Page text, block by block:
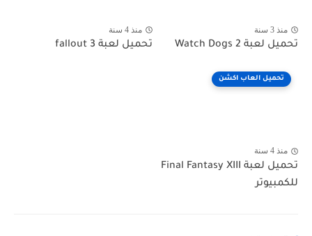
منذ 3 سنة
تحميل لعبة Watch Dogs 2
منذ 4 سنة
تحميل لعبة fallout 3
تحميل العاب اكشن
منذ 4 سنة
تحميل لعبة Final Fantasy XIII
للكمبيوتر